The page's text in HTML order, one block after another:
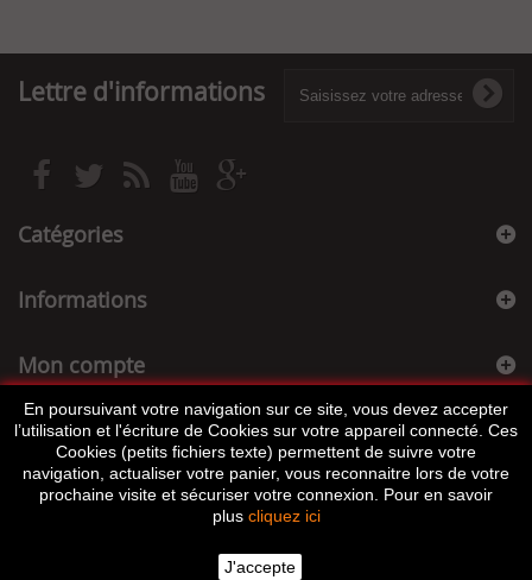
Lettre d'informations
Catégories
Informations
Mon compte
Informations sur votre boutique
En poursuivant votre navigation sur ce site, vous devez accepter
l’utilisation et l'écriture de Cookies sur votre appareil connecté. Ces
Cookies (petits fichiers texte) permettent de suivre votre
navigation, actualiser votre panier, vous reconnaitre lors de votre
prochaine visite et sécuriser votre connexion. Pour en savoir
plus cliquez ici
J'accepte